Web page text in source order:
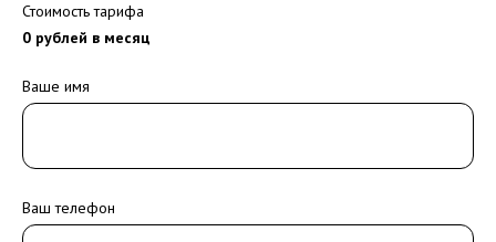
Стоимость тарифа
0 рублей в месяц
Ваше имя
Ваш телефон